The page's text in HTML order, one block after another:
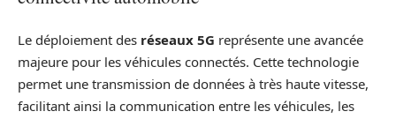
Le déploiement des réseaux 5G représente une avancée
majeure pour les véhicules connectés. Cette technologie
permet une transmission de données à très haute vitesse,
facilitant ainsi la communication entre les véhicules, les